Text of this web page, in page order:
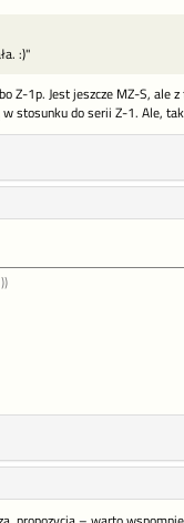
:)"
Z-1p. Jest jeszcze MZ-S,
stosunku do serii Z-1. Ale,